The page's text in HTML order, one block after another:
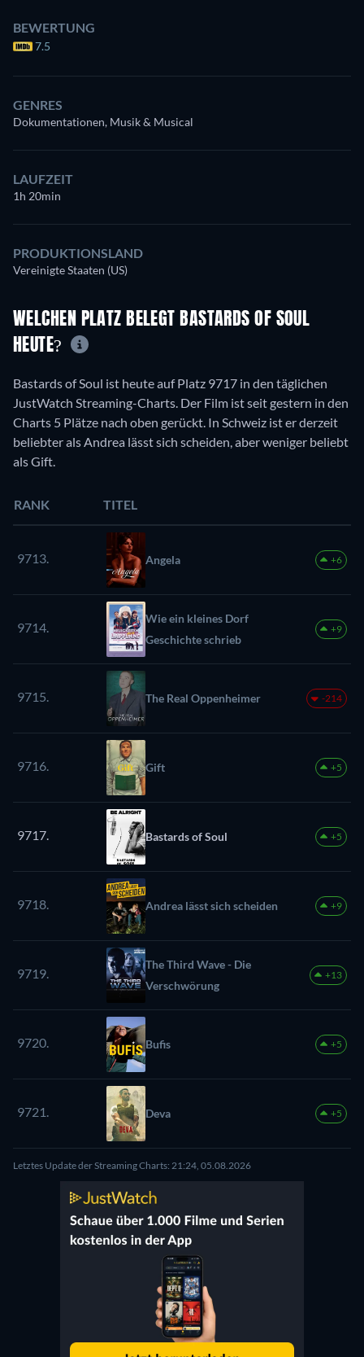
BEWERTUNG
7.5
GENRES
Dokumentationen, Musik & Musical
LAUFZEIT
1h 20min
PRODUKTIONSLAND
Vereinigte Staaten (US)
WELCHEN PLATZ BELEGT BASTARDS OF SOUL
HEUTE?
Bastards of Soul ist heute auf Platz 9717 in den täglichen
JustWatch Streaming-Charts. Der Film ist seit gestern in den
Charts 5 Plätze nach oben gerückt. In Schweiz ist er derzeit
beliebter als Andrea lässt sich scheiden, aber weniger beliebt
als Gift.
RANK TITEL
9713. Angela +6
9714.
Wie ein kleines Dorf
Geschichte schrieb
+9
9715. The Real Oppenheimer -214
9716. Gift +5
9717. Bastards of Soul +5
9718. Andrea lässt sich scheiden +9
9719.
The Third Wave - Die
Verschwörung
+13
9720. Bufis +5
9721. Deva +5
Letztes Update der Streaming Charts: 21:24, 05.08.2026